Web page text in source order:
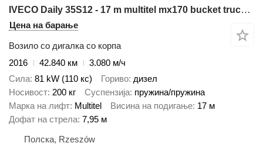
IVECO Daily 35S12 - 17 m multitel mx170 bucket truck boom lift
Цена на барање
Возило со дигалка со корпа
2016
42.840 км
3.080 м/ч
Сила 81 kW (110 кс) Гориво дизел
Носивост 200 кг Суспензија пружина/пружина
Марка на лифт Multitel Висина на подигање 17 м
Дофат на стрела 7,95 м
Полска, Rzeszów